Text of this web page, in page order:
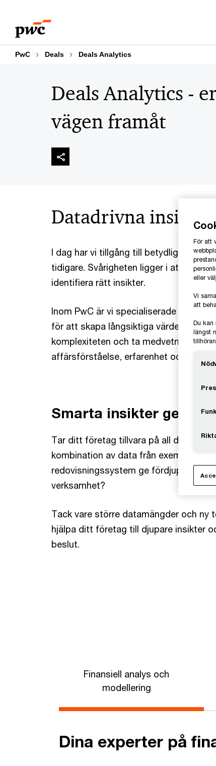
content
footer
PwC Deals Deals Analytics
Deals Analytics -
vägen framåt
Datadrivna insikter
I dag har vi tillgång till betydligt mer
tidigare. Svårigheten ligger i att veta
identifiera rätt insikter.
Inom PwC är vi specialiserade på att
för att skapa långsiktiga värden för
komplexiteten och ta medvetna
affärsförståelse, erfarenhet och
Smarta insikter ger
Tar ditt företag tillvara på all den data
kombination av data från exempelvis
redovisningssystem ge fördjupad
verksamhet?
Tack vare större datamängder och ny
hjälpa ditt företag till djupare insikter
beslut.
Finansiell analys och
modellering
​Dina experter på
För att
eller
Vi
att
Du kan
längst